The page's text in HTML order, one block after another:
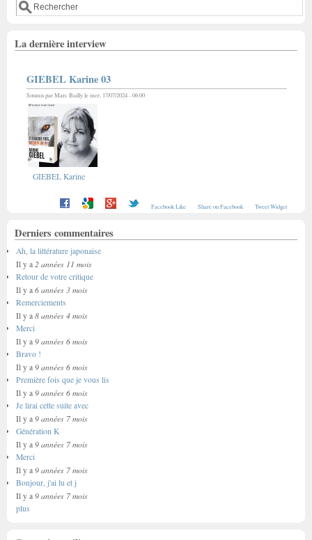
La dernière interview
GIEBEL Karine 03
Soumis parMarc Baillyle mer, 17/07/2024 - 06:00
GIEBEL Karine
Facebook Like Share on Facebook Tweet Widget
Derniers commentaires
Ah, la littérature japonaise
Il y a 2 années 11 mois
Retour de votre critique
Il y a 6 années 3 mois
Remerciements
Il y a 8 années 4 mois
Merci
Il y a 9 années 6 mois
Bravo !
Il y a 9 années 6 mois
Première fois que je vous lis
Il y a 9 années 6 mois
Je lirai cette suite avec
Il y a 9 années 7 mois
Génération K
Il y a 9 années 7 mois
Merci
Il y a 9 années 7 mois
Bonjour, j'ai lu et j
Il y a 9 années 7 mois
plus